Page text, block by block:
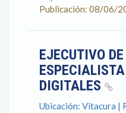
Publicación: 08/06/
EJECUTIVO
DIGITALES
Ubicación: Vitacura |